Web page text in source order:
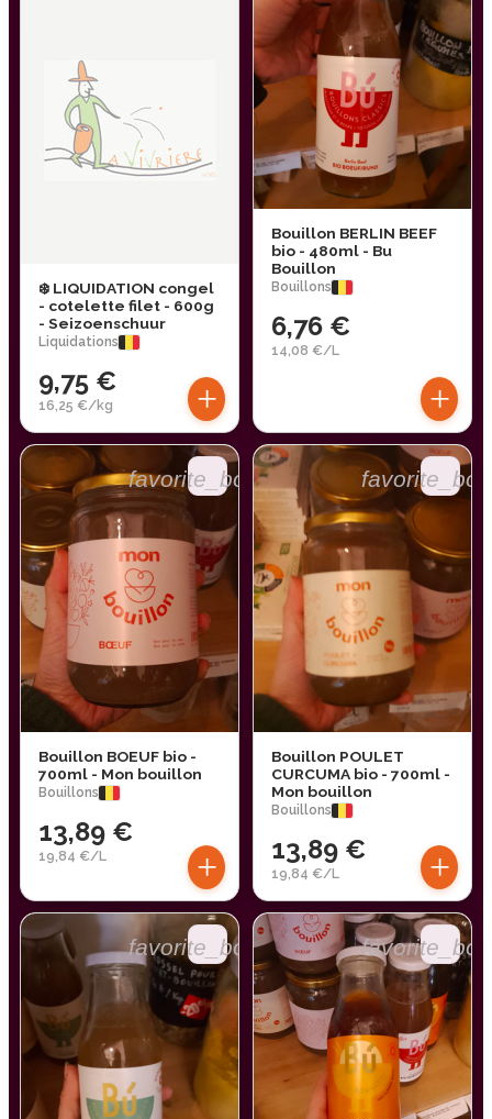
❄️ LIQUIDATION congel
- cotelette filet - 600g
- Seizoenschuur
Liquidations
9,75 €
16,25 €/kg +
Bouillon BERLIN BEEF
bio - 480ml - Bu
Bouillon
Bouillons
6,76 €
14,08 €/L
+
favorite_border
Bouillon BOEUF bio -
700ml - Mon bouillon
Bouillons
13,89 €
19,84 €/L +
Bouillon POULET
CURCUMA bio - 700ml -
Mon bouillon
Bouillons
13,89 €
19,84 €/L +
favorite_border